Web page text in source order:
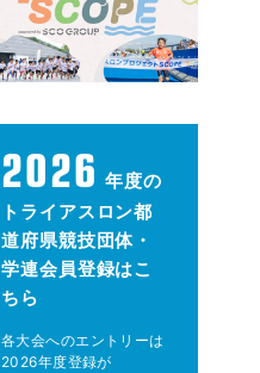
2026 年度の
トライアスロン都
道府県競技団体・
学連会員登録はこ
ちら
各大会へのエントリーは
2026年度登録が